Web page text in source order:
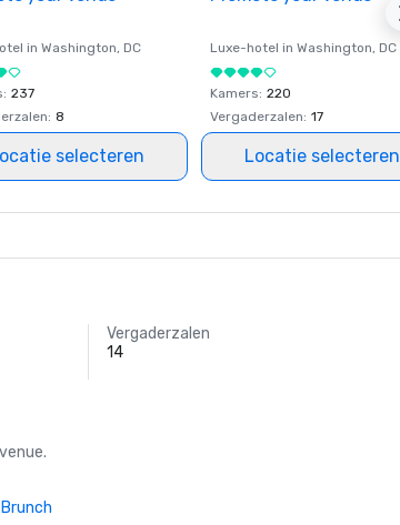
in Washington, DC
: 237
: 8
selecteren
Luxe-hotel in Washington, DC
Kamers: 220
Vergaderzalen: 17
Locatie selecteren
Vergaderzalen
14